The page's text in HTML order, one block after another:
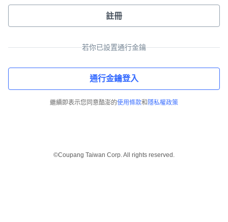
註冊
若你已設置通行金鑰
通行金鑰登入
繼續即表示您同意酷澎的使用條款和 隱私權政策
©Coupang Taiwan Corp. All rights reserved.